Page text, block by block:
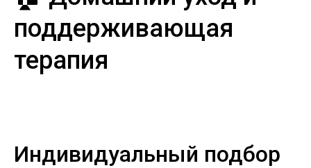
поддерживающая
терапия
Индивидуальный подбор